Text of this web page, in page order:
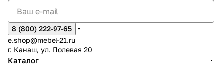
8 (800) 222-97-65
e.shop@mebel-21.ru
г. Канаш, ул. Полевая 20
Каталог